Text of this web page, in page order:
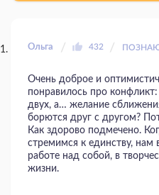
Ольга 432
Очень доброе и
понравилось про
двух, а… желание
борются друг с другом?
Как здорово подмечено.
стремимся к единству, нам
работе над собой, в
жизни.